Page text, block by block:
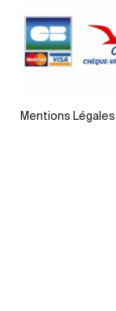
Mentions Légales